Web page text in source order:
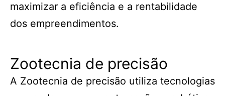
maximizar a eficiência e a rentabilidade
dos empreendimentos.
Zootecnia de precisão
A Zootecnia de precisão utiliza tecnologias